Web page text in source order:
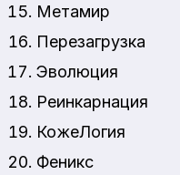
Метамир
Перезагрузка
Эволюция
Реинкарнация
КожеЛогия
Феникс